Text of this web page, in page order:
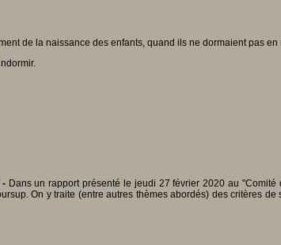
de la naissance des enfants, quand ils ne dormaient pas
- Dans un rapport présenté le jeudi 27 février 2020 au
On y traite (entre autres thèmes abordés) des critères